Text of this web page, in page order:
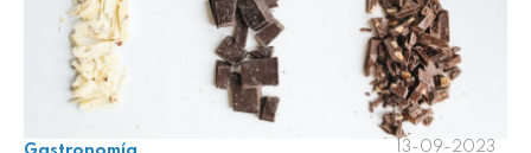
13-09-2023